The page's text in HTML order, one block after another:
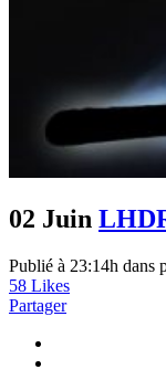
02 Juin
Publié à 23:14h dans
58 Likes
Partager